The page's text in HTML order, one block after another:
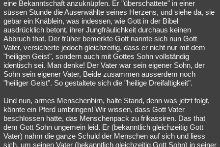
eine Bekanntschaft anzuknüpfen. Er "überschattete" in einer
süssen Stunde die Auserwählte seines Herzens, und siehe da, sie
gebar ein Knäblein, was indessen, wie Gott in der Bibel
ausdrücklich betont, ihrer Jungfräulichkeit durchaus keinen
Abbruch that. Der früher bemerkte Gott nannte sich nun Gott
Vater, versicherte jedoch gleichzeitig, dass er nicht nur mit dem
"heiligen Geist", sondern auch mit Gottes Sohn vollständig
identisch sei. Man denke! Der Vater war sein eigener Sohn, der
Sohn sein eigener Vater, Beide zusammen ausserdem noch
"heiliger Geist". So gestaltete sich die "heilige Dreifaltigkeit".
Und nun, armes Menschenhirn, halte Stand, denn was jetzt folgt,
könnte ein Pferd umbringen! Wir wissen, dass Gott Vater
beschlossen hatte, das Menschenpack zu frikassiren. Das that
dem Gott Sohn ungemein leid. Er (bekanntlich gleichzeitig Gott
Vater) nahm die ganze Schuld der Menschen auf sich und liess
sich, um seinen Vater (bekanntlich gleichzeitig Gott Sohn) in seiner